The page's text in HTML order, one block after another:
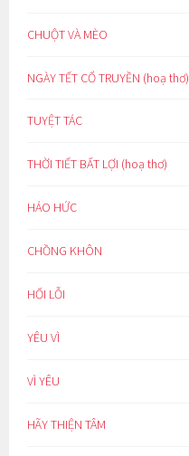
CHUỘT VÀ MÈO
NGÀY TẾT CỔ TRUYỀN (hoạ thơ)
TUYỆT TÁC
THỜI TIẾT BẤT LỢI (hoạ thơ)
HÁO HỨC
CHỒNG KHÔN
HỐI LỖI
YÊU VÌ
VÌ YÊU
HÃY THIỆN TÂM